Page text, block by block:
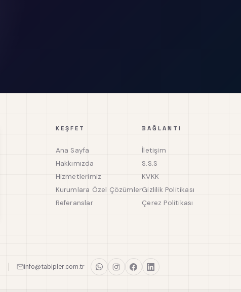
KEŞFET
Ana Sayfa
Hakkımızda
Hizmetlerimiz
Kurumlara Özel Çözümler
Referanslar
BAĞLANTI
İletişim
S.S.S
KVKK
Gizlilik Politikası
Çerez Politikası
info@tabipler.com.tr